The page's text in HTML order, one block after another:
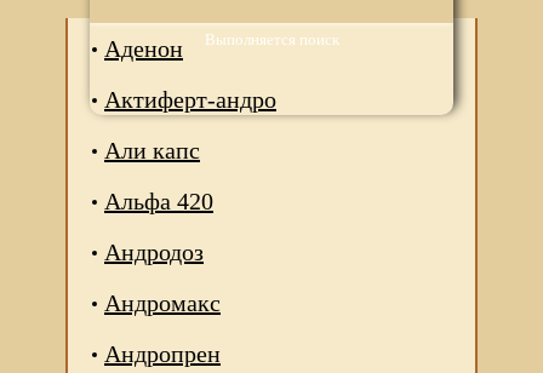
Выполняется поиск
Аденон
Актиферт-андро
Али капс
Альфа 420
Андродоз
Андромакс
Андропрен